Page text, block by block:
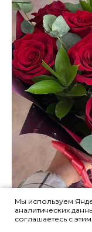
Мы используем
аналитических
соглашаетесь с этим.